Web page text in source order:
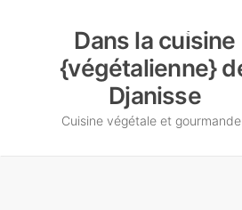
Dans la cuisine
{végétalienne}
Djanisse
Cuisine végétale et